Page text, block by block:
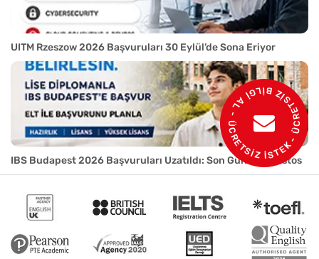
UITM Rzeszow 2026 Başvuruları 30 Eylül’de Sona Eriyor
IBS Budapest 2026 Başvuruları Uzatıldı: Son Gün 15 Ağustos
- ÜCRETSİZ BİLGİ AL - ÜCRETSİZ İSTEK